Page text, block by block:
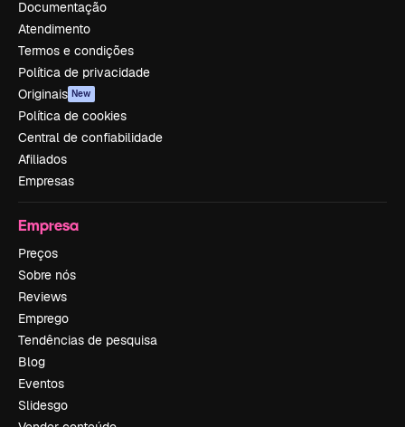
Documentação
Atendimento
Termos e condições
Política de privacidade
Originais New
Política de cookies
Central de confiabilidade
Afiliados
Empresas
Empresa
Preços
Sobre nós
Reviews
Emprego
Tendências de pesquisa
Blog
Eventos
Slidesgo